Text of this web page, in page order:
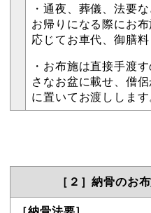
・通夜、葬儀、法要
お帰りになる際にお
応じてお車代、御膳料
・お布施は直接手渡
さなお盆に載せ、僧
に置いてお渡しします
［２］納骨のお